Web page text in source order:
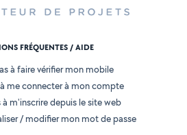
FRÉQUENTES / AIDE
à faire vérifier mon mobile
à me connecter à mon compte
à m'inscrire depuis le site web
/ modifier mon mot de passe